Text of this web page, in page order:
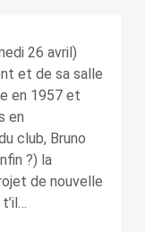
26 avril)
et de sa salle
en 1957 et
en
club, Bruno
?) la
de nouvelle